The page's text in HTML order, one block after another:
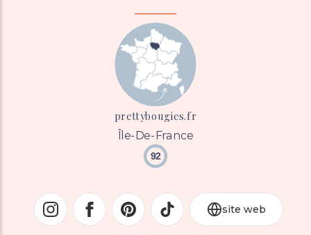
prettybougies.fr
Île-De-France
92
site web